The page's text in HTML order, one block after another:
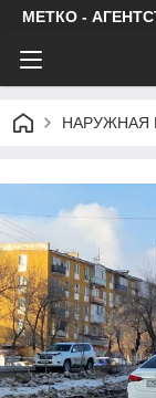
МЕТКО -
НАРУЖНАЯ